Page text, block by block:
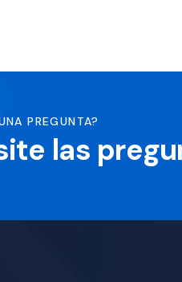
PREGUNTA?
las